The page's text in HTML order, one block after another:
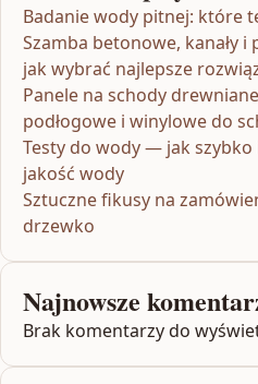
Badanie wody pitnej: które
Szamba betonowe, kanały
jak wybrać najlepsze
Panele na schody
podłogowe i winylowe do
Testy do wody — jak
jakość wody
Sztuczne fikusy na
drzewko
Najnowsze
Brak komentarzy do